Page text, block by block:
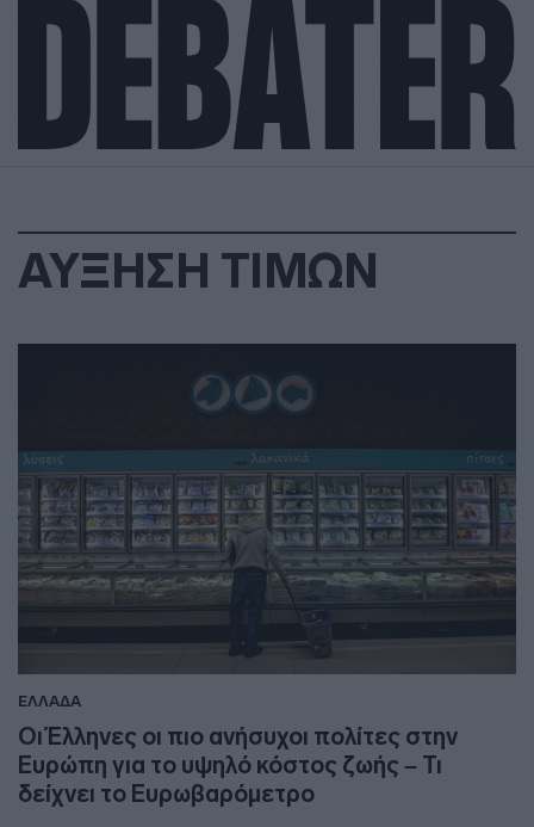
ΑΥΞΗΣΗ ΤΙΜΩΝ
ΕΛΛΑΔΑ
Οι Έλληνες οι πιο ανήσυχοι πολίτες στην
Ευρώπη για το υψηλό κόστος ζωής – Τι
δείχνει το Ευρωβαρόμετρο